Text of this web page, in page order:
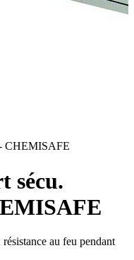
CHEMISAFE
sécu.
au feu pendant